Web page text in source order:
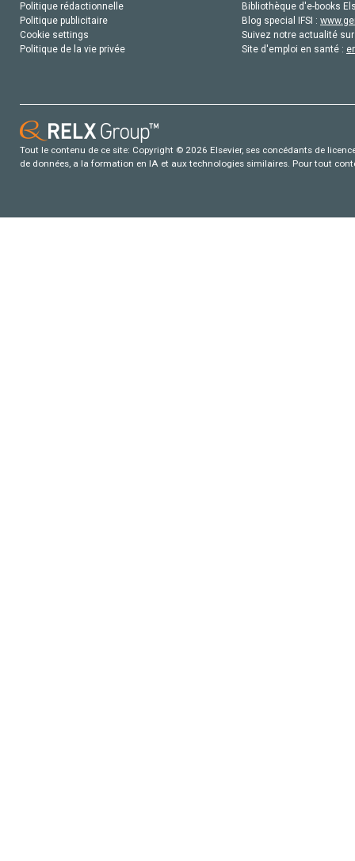
Politique rédactionnelle
Politique publicitaire
Cookie settings
Politique de la vie privée
Bibliothèque d'e-books
Blog special IFSI :
Suivez notre actualité
Site d'emploi en santé :
Tout le contenu de ce site: Copyright © 2026 Elsevier, ses concédants de
de données, a la formation en IA et aux technologies similaires. Pour tout